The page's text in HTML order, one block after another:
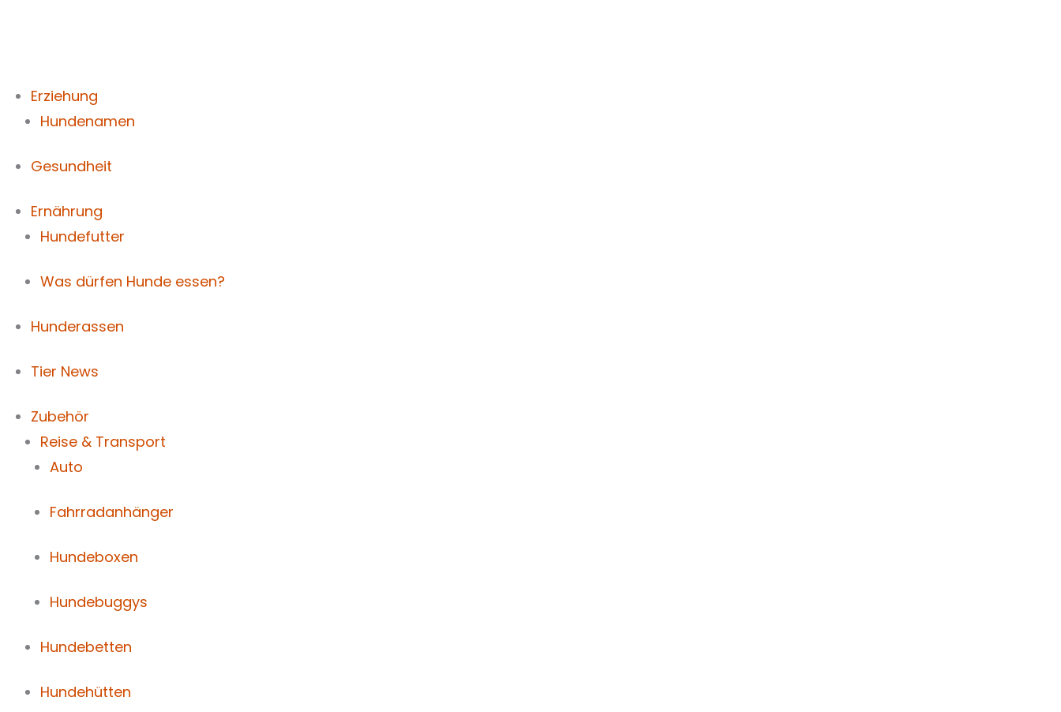
Erziehung
Hundenamen
Gesundheit
Ernährung
Hundefutter
Was dürfen Hunde essen?
Hunderassen
Tier News
Zubehör
Reise & Transport
Auto
Fahrradanhänger
Hundeboxen
Hundebuggys
Hundebetten
Hundehütten